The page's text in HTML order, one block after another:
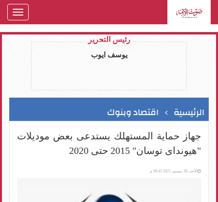
رئيس التحرير
يوسف ايوب
الرئيسية اقتصاد وبنوك
جهاز حماية المستهلك يستدعى بعض موديلات
"هيونداى توسان" 2015 حتى 2020
الأحد، 26 سبتمبر 2021 09:45 م